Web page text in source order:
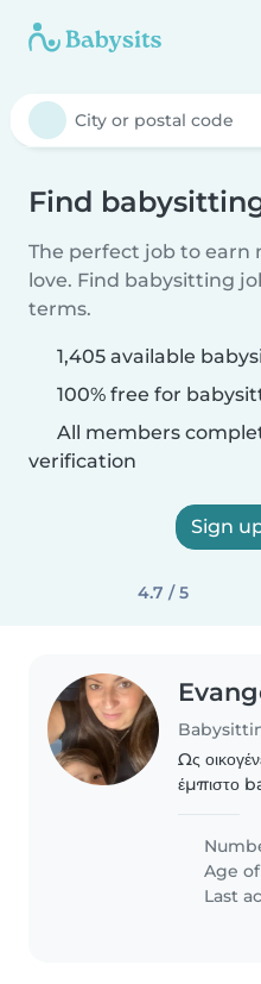
Find
The perfect job to earn
love. Find babysitting
terms.
1,405 available
100% free for
All members
verification
Sign
4.7 / 5
Ως
έμπιστο
νήπιο.
δουλεια,
Age
Last